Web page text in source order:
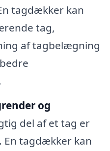
tagdækker kan
tag,
af tagbelægning
og
del af et tag er
tagdækker kan